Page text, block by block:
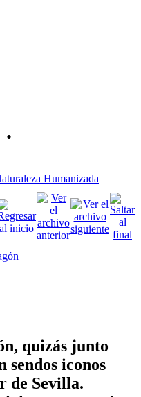
.
Humanizada
quizás junto
sendos iconos
de Sevilla.